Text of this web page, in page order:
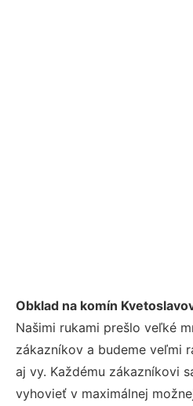
Obklad na komín
Našimi rukami prešlo veľké
zákazníkov a budeme veľmi
aj vy. Každému zákazníkovi
vyhovieť v maximálnej